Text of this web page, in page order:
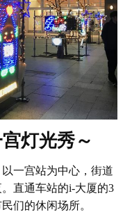
灯光秀～
一宫站为中心，街道
直通车站的i-大厦的3
们的休闲场所。